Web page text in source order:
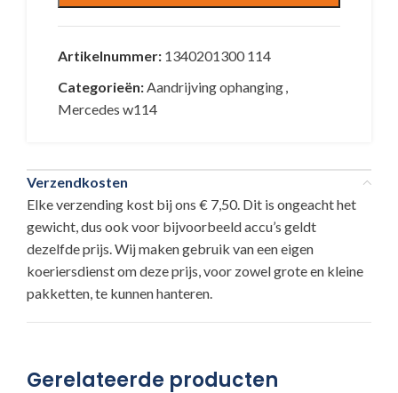
Artikelnummer: 1340201300 114
Categorieën:Aandrijving ophanging,
Mercedes w114
Verzendkosten
Elke verzending kost bij ons € 7,50. Dit is ongeacht het
gewicht, dus ook voor bijvoorbeeld accu’s geldt
dezelfde prijs. Wij maken gebruik van een eigen
koeriersdienst om deze prijs, voor zowel grote en kleine
pakketten, te kunnen hanteren.
Gerelateerde producten